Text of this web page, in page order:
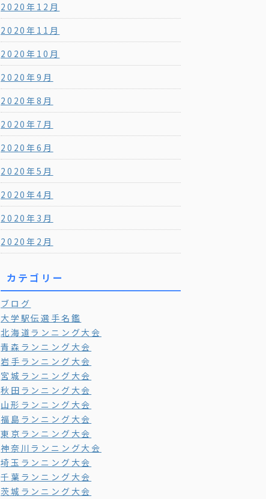
2020年12月
2020年11月
2020年10月
2020年9月
2020年8月
2020年7月
2020年6月
2020年5月
2020年4月
2020年3月
2020年2月
カテゴリー
ブログ
大学駅伝選手名鑑
北海道ランニング大会
青森ランニング大会
岩手ランニング大会
宮城ランニング大会
秋田ランニング大会
山形ランニング大会
福島ランニング大会
東京ランニング大会
神奈川ランニング大会
埼玉ランニング大会
千葉ランニング大会
茨城ランニング大会